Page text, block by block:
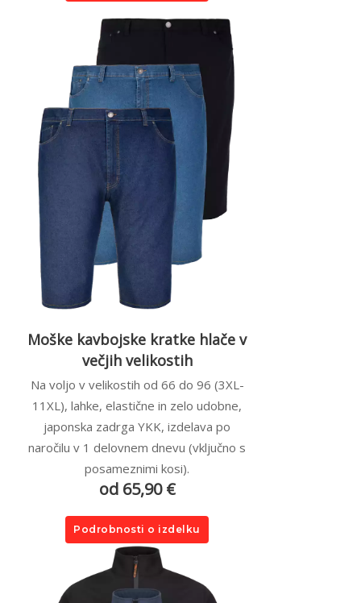
Moške kavbojske kratke hlače v
večjih velikostih
Na voljo v velikostih od 66 do 96 (3XL-
11XL), lahke, elastične in zelo udobne,
japonska zadrga YKK, izdelava po
naročilu v 1 delovnem dnevu (vključno s
posameznimi kosi).
od 65,90 €
Podrobnosti o izdelku